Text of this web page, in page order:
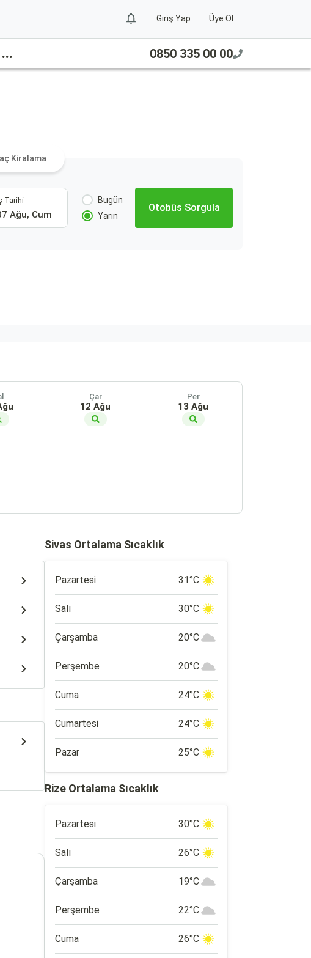
Giriş Yap Üye Ol
... 0850 335 00 00
Kiralama
Tarihi
Ağu, Cum
Bugün
Yarın
Otobüs Sorgula
Çar
12 Ağu
Per
13 Ağu
Sivas Ortalama Sıcaklık
Pazartesi 31°C
Salı 30°C
Çarşamba 20°C
Perşembe 20°C
Cuma 24°C
Cumartesi 24°C
Pazar 25°C
Rize Ortalama Sıcaklık
Pazartesi 30°C
Salı 26°C
Çarşamba 19°C
Perşembe 22°C
Cuma 26°C